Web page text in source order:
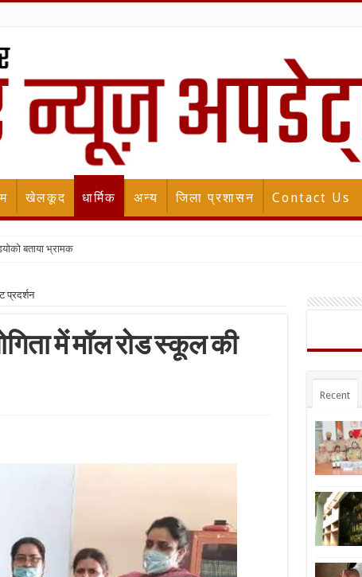
खेलकूद धार्मिक अन्य जिला प्रशासन Contact Us
बताया भ्रामक
प्रदर्शन
में मॉल रोड स्कूल की
Recent